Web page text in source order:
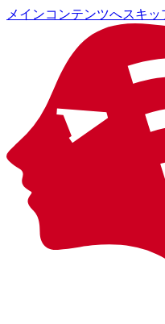
メインコンテンツへスキッ